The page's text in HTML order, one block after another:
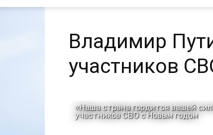
Владимир
участников